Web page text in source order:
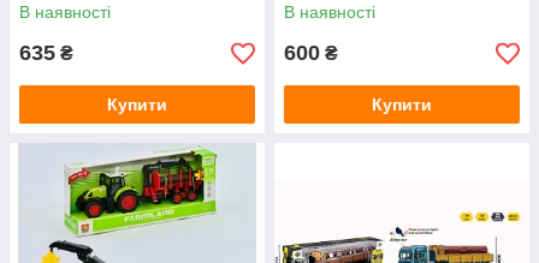
В наявності
635 ₴
Купити
В наявності
600 ₴
Купити